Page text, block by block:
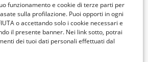
funzionamento e cookie di terze parti per
sulla profilazione. Puoi opporti in ogni
o accettando solo i cookie necessari e
il presente banner. Nei link sotto, potrai
dei tuoi dati personali effettuati dal